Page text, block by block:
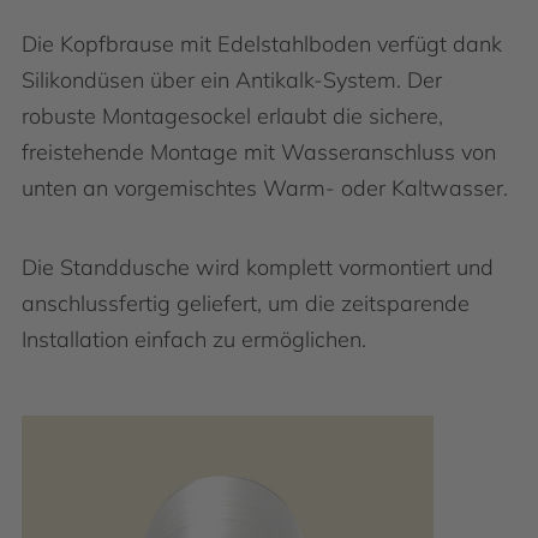
Die Kopfbrause mit Edelstahlboden verfügt dank
Silikondüsen über ein Antikalk-System. Der
robuste Montagesockel erlaubt die sichere,
freistehende Montage mit Wasseranschluss von
unten an vorgemischtes Warm- oder Kaltwasser.
Die Standdusche wird komplett vormontiert und
anschlussfertig geliefert, um die zeitsparende
Installation einfach zu ermöglichen.